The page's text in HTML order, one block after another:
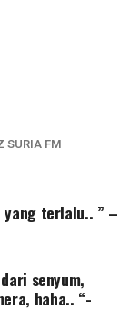
SURIA FM
terlalu.. ” –
senyum,
haha.. “-